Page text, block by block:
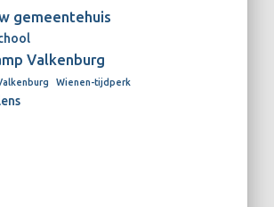
gemeentehuis
Valkenburg
Wienen-tijdperk